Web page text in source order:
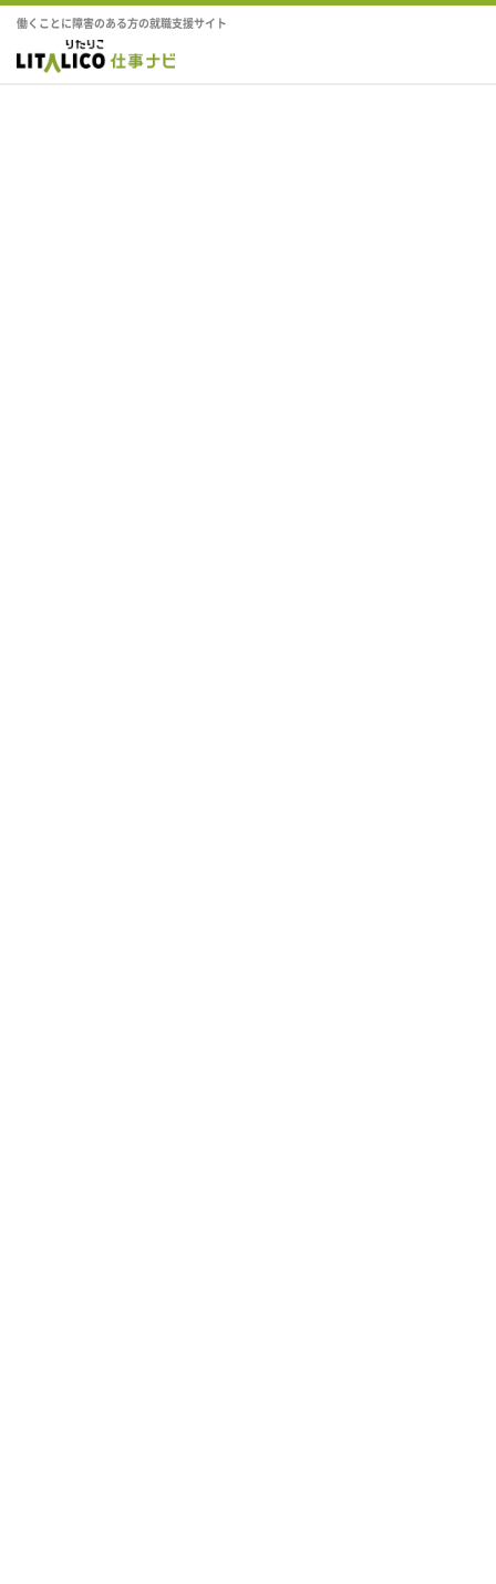
働くことに障害のある方の就職支援サイト